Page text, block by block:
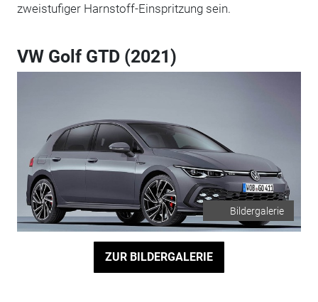
zweistufiger Harnstoff-Einspritzung sein.
VW Golf GTD (2021)
Bildergalerie
ZUR BILDERGALERIE